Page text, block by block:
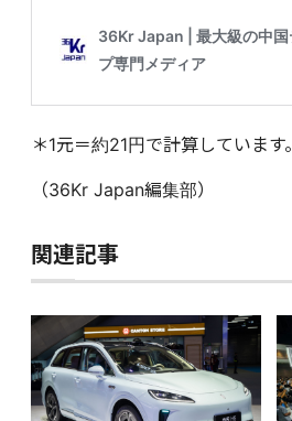
＊1元＝約21円で計算しています。
（36Kr Japan編集部）
関連記事